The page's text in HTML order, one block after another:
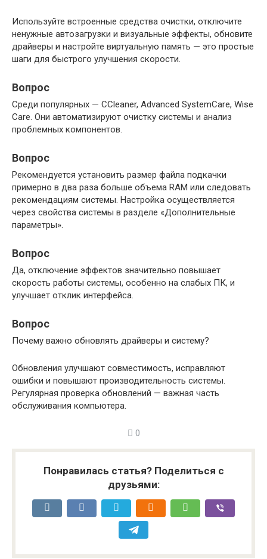
Используйте встроенные средства очистки, отключите
ненужные автозагрузки и визуальные эффекты, обновите
драйверы и настройте виртуальную память — это простые
шаги для быстрого улучшения скорости.
Вопрос
Среди популярных — CCleaner, Advanced SystemCare, Wise
Care. Они автоматизируют очистку системы и анализ
проблемных компонентов.
Вопрос
Рекомендуется установить размер файла подкачки
примерно в два раза больше объема RAM или следовать
рекомендациям системы. Настройка осуществляется
через свойства системы в разделе «Дополнительные
параметры».
Вопрос
Да, отключение эффектов значительно повышает
скорость работы системы, особенно на слабых ПК, и
улучшает отклик интерфейса.
Вопрос
Почему важно обновлять драйверы и систему?
Обновления улучшают совместимость, исправляют
ошибки и повышают производительность системы.
Регулярная проверка обновлений — важная часть
обслуживания компьютера.
0
Понравилась статья? Поделиться с
друзьями: